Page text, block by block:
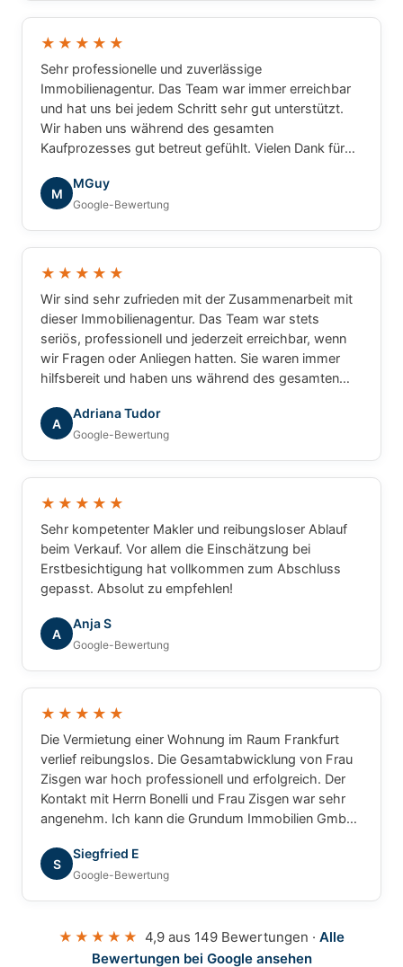
★★★★★
Sehr professionelle und zuverlässige
Immobilienagentur. Das Team war immer erreichbar
und hat uns bei jedem Schritt sehr gut unterstützt.
Wir haben uns während des gesamten
Kaufprozesses gut betreut gefühlt. Vielen Dank für
M
MGuy
Google-Bewertung
★★★★★
Wir sind sehr zufrieden mit der Zusammenarbeit mit
dieser Immobilienagentur. Das Team war stets
seriös, professionell und jederzeit erreichbar, wenn
wir Fragen oder Anliegen hatten. Sie waren immer
hilfsbereit und haben uns während des gesamten
Agentur mit gutem Gewissen weiterempfehlen.
A
Adriana Tudor
Google-Bewertung
★★★★★
Sehr kompetenter Makler und reibungsloser Ablauf
beim Verkauf. Vor allem die Einschätzung bei
Erstbesichtigung hat vollkommen zum Abschluss
gepasst. Absolut zu empfehlen!
A
Anja S
Google-Bewertung
★★★★★
Die Vermietung einer Wohnung im Raum Frankfurt
verlief reibungslos. Die Gesamtabwicklung von Frau
Zisgen war hoch professionell und erfolgreich. Der
Kontakt mit Herrn Bonelli und Frau Zisgen war sehr
angenehm. Ich kann die Grundum Immobilien GmbH
S
Siegfried E
Google-Bewertung
★★★★★ 4,9 aus 149 Bewertungen · Alle
Bewertungen bei Google ansehen